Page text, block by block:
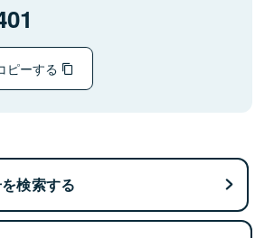
ピーする
検索する